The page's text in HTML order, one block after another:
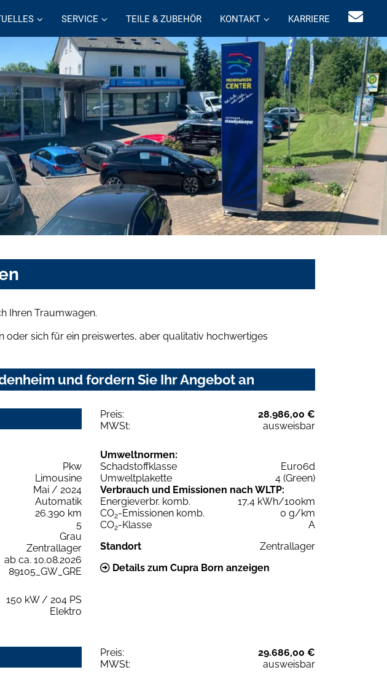
SERVICE TEILE & ZUBEHÖR KONTAKT KARRIERE
Ihren Traumwagen.
oder sich für ein preiswertes, aber qualitativ hochwertiges
und fordern Sie Ihr Angebot an
Preis:
28.986,00 €
MWSt:
ausweisbar
Pkw
Limousine
Mai / 2024
Automatik
26.390 km
5
Grau
Zentrallager
ab ca. 10.08.2026
89105_GW_GRE
150 kW / 204 PS
Elektro
Umweltnormen:
Schadstoffklasse
Euro6d
Umweltplakette
4 (Green)
Verbrauch und Emissionen nach WLTP:
Energieverbr. komb.
17,4 kWh/100km
CO2-Emissionen komb.
0 g/km
CO2-Klasse
A
Standort
Zentrallager
Details zum Cupra Born anzeigen
Preis:
29.686,00 €
MWSt:
ausweisbar